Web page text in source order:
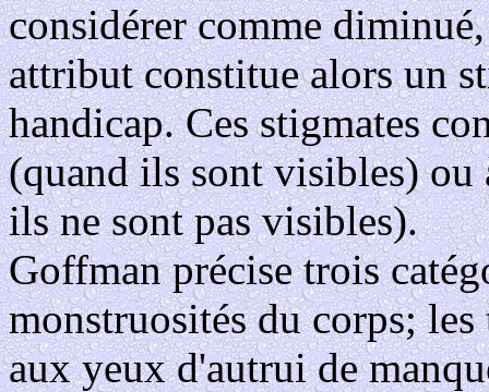
considérer comme
attribut constitue alors un
handicap. Ces stigmates
(quand ils sont visibles) ou
ils ne sont pas visibles).
Goffman précise trois
monstruosités du corps; les
aux yeux d'autrui de